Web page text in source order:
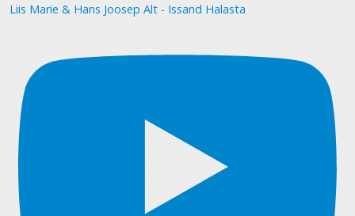
Liis Marie & Hans Joosep Alt - Issand Halasta